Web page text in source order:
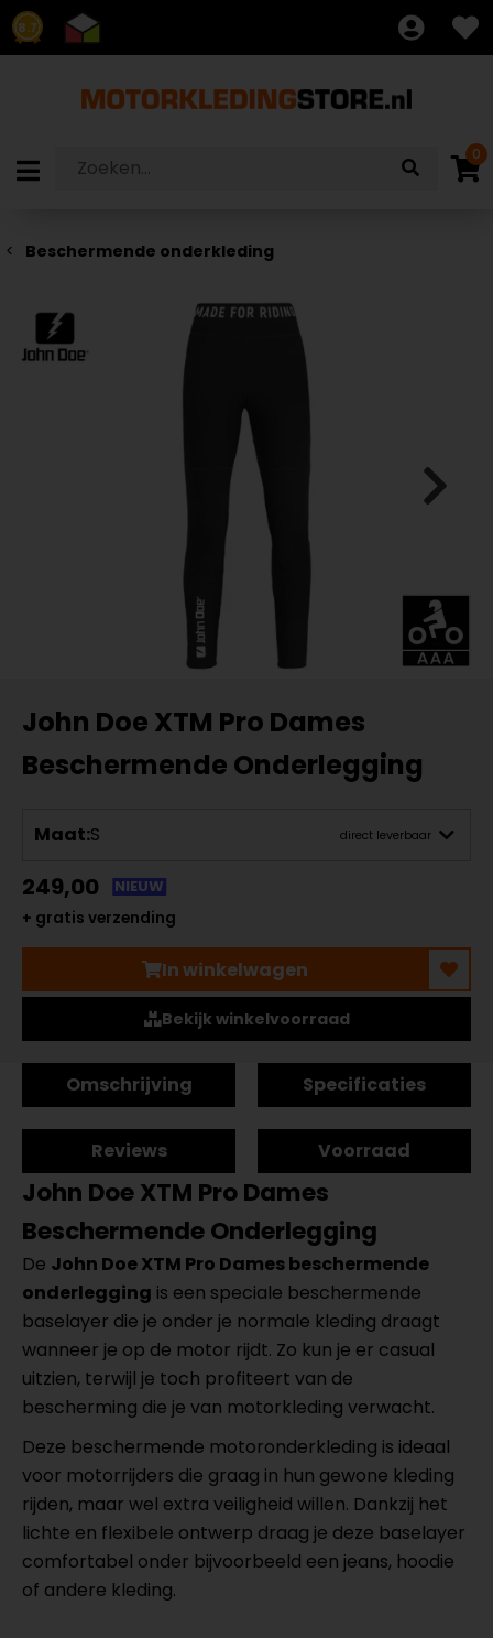
8.7
0
Beschermende onderkleding
John Doe XTM Pro Dames
Beschermende Onderlegging
Maat:S direct leverbaar
249,00
NIEUW
+ gratis verzending
In winkelwagen
Bekijk winkelvoorraad
Omschrijving Specificaties
Reviews Voorraad
John Doe XTM Pro Dames
Beschermende Onderlegging
De John Doe XTM Pro Dames beschermende
onderlegging is een speciale beschermende
baselayer die je onder je normale kleding draagt
wanneer je op de motor rijdt. Zo kun je er casual
uitzien, terwijl je toch profiteert van de
bescherming die je van motorkleding verwacht.
Deze beschermende motoronderkleding is ideaal
voor motorrijders die graag in hun gewone kleding
rijden, maar wel extra veiligheid willen. Dankzij het
lichte en flexibele ontwerp draag je deze baselayer
comfortabel onder bijvoorbeeld een jeans, hoodie
of andere kleding.